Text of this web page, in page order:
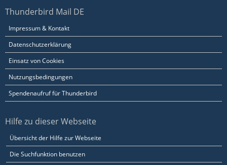
Thunderbird Mail DE
Impressum & Kontakt
Datenschutzerklärung
Einsatz von Cookies
Nutzungsbedingungen
Spendenaufruf für Thunderbird
Hilfe zu dieser Webseite
Übersicht der Hilfe zur Webseite
Die Suchfunktion benutzen